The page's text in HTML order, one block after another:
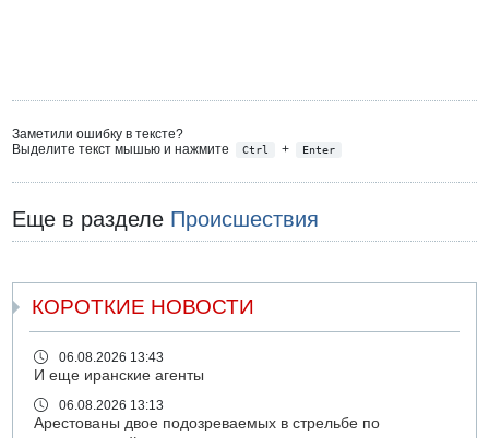
Заметили ошибку в тексте?
Выделите текст мышью и нажмите
Ctrl + Enter
Еще в разделе Происшествия
КОРОТКИЕ НОВОСТИ
06.08.2026 13:43
И еще иранские агенты
06.08.2026 13:13
Арестованы двое подозреваемых в стрельбе по